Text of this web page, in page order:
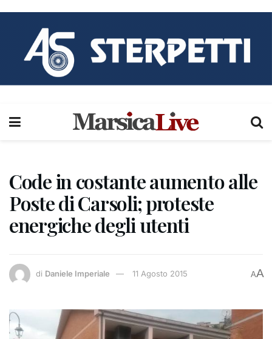
Code in costante aumento alle
Poste di Carsoli; proteste
energiche degli utenti
di Daniele Imperiale 11 Agosto 2015 AA